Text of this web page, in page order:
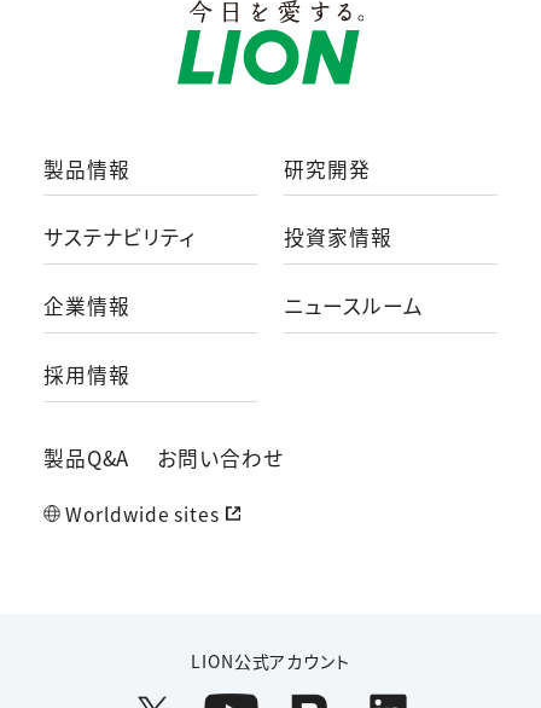
製品情報 研究開発
サステナビリティ 投資家情報
企業情報 ニュースルーム
採用情報
製品Q&A お問い合わせ
Worldwide sites
LION公式アカウント